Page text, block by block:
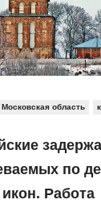
ролики
фильмы
репортаж
и меч»
России»
Московская область
по
Работа